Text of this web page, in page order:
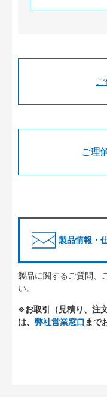
ご理
製品情報・
製品に関するご質問、
い。
※お取引（見積り、注
は、 弊社営業窓口 まで